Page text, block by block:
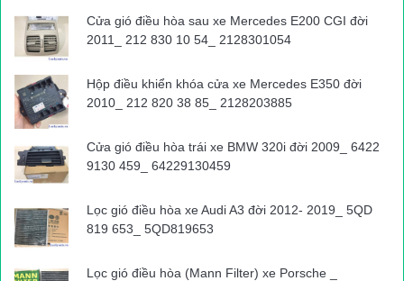
Cửa gió điều hòa sau xe Mercedes E200 CGI đời
2011_ 212 830 10 54_ 2128301054
Hộp điều khiển khóa cửa xe Mercedes E350 đời
2010_ 212 820 38 85_ 2128203885
Cửa gió điều hòa trái xe BMW 320i đời 2009_ 6422
9130 459_ 64229130459
Lọc gió điều hòa xe Audi A3 đời 2012- 2019_ 5QD
819 653_ 5QD819653
Lọc gió điều hòa (Mann Filter) xe Porsche _